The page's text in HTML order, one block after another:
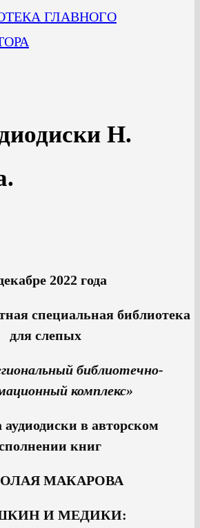
ГЛАВНОГО
Н.
2022 года
специальная библиотека
для слепых
библиотечно-
комплекс»
в авторском
книг
МАКАРОВА
И МЕДИКИ: